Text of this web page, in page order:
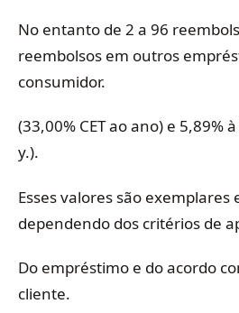
No entanto de 2 a 96
reembolsos em outros
consumidor.
(33,00% CET ao ano) e 5,89%
y.).
Esses valores são
dependendo dos critérios de
Do empréstimo e do acordo
cliente.